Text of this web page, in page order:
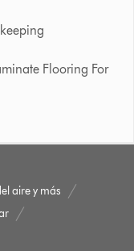
Flooring For
aire y más